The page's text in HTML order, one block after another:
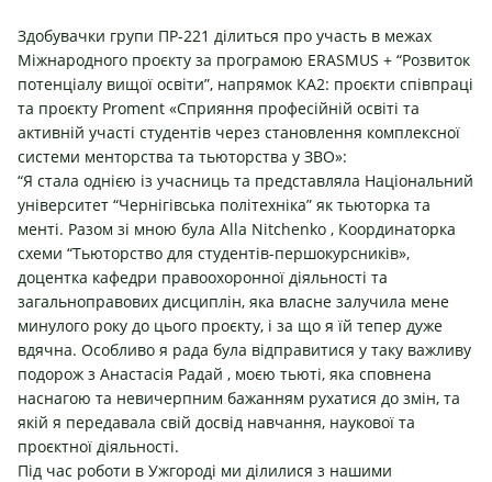
Здобувачки групи ПР-221 ділиться про участь в межах
Міжнародного проєкту за програмою ERASMUS + “Розвиток
потенціалу вищої освіти”, напрямок КА2: проєкти співпраці
та проєкту Proment «Сприяння професійній освіті та
активній участі студентів через становлення комплексної
системи менторства та тьюторства у ЗВО»:
“Я стала однією із учасниць та представляла Національний
університет “Чернігівська політехніка” як тьюторка та
менті. Разом зі мною була Alla Nitchenko , Координаторка
схеми “Тьюторство для студентів-першокурсників»,
доцентка кафедри правоохоронної діяльності та
загальноправових дисциплін, яка власне залучила мене
минулого року до цього проєкту, і за що я їй тепер дуже
вдячна. Особливо я рада була відправитися у таку важливу
подорож з Анастасія Радай , моєю тьюті, яка сповнена
наснагою та невичерпним бажанням рухатися до змін, та
якій я передавала свій досвід навчання, наукової та
проєктної діяльності.
Під час роботи в Ужгороді ми ділилися з нашими